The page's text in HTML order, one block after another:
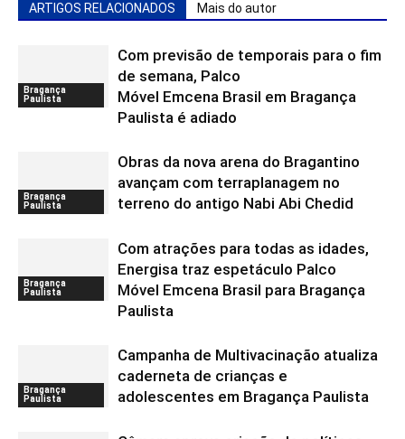
ARTIGOS RELACIONADOS Mais do autor
Bragança
Paulista
Com previsão de temporais para o fim
de semana, Palco
Móvel Emcena Brasil em Bragança
Paulista é adiado
Bragança
Paulista
Obras da nova arena do Bragantino
avançam com terraplanagem no
terreno do antigo Nabi Abi Chedid
Bragança
Paulista
Com atrações para todas as idades,
Energisa traz espetáculo Palco
Móvel Emcena Brasil para Bragança
Paulista
Bragança
Paulista
Campanha de Multivacinação atualiza
caderneta de crianças e
adolescentes em Bragança Paulista